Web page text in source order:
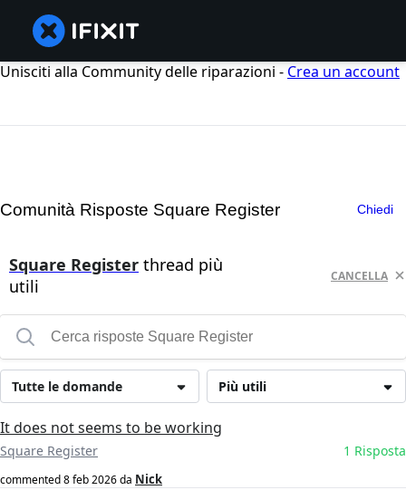
Unisciti alla Community delle riparazioni - Crea un account
Comunità Risposte Square Register Chiedi
Square Register thread più
utili
CANCELLA
Più utili
Tutte le domande
It does not seems to be working
Square Register 1 Risposta
commented8 feb 2026da Nick